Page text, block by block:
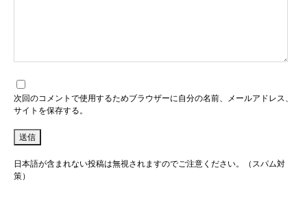
次回のコメントで使用するためブラウザーに自分の名前、メールアドレス、
サイトを保存する。
日本語が含まれない投稿は無視されますのでご注意ください。（スパム対
策）